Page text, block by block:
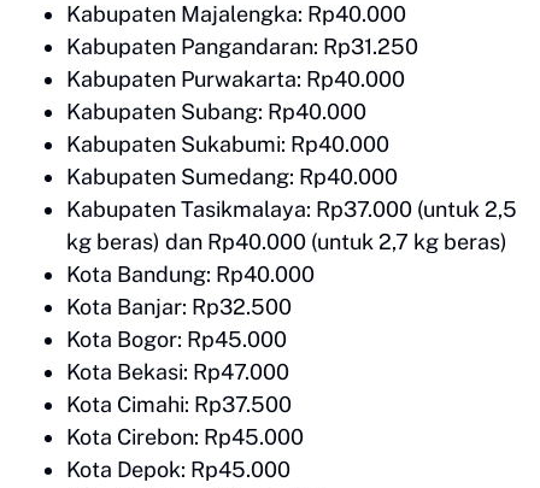
Kabupaten Majalengka: Rp40.000
Kabupaten Pangandaran: Rp31.250
Kabupaten Purwakarta: Rp40.000
Kabupaten Subang: Rp40.000
Kabupaten Sukabumi: Rp40.000
Kabupaten Sumedang: Rp40.000
Kabupaten Tasikmalaya: Rp37.000 (untuk 2,5
kg beras) dan Rp40.000 (untuk 2,7 kg beras)
Kota Bandung: Rp40.000
Kota Banjar: Rp32.500
Kota Bogor: Rp45.000
Kota Bekasi: Rp47.000
Kota Cimahi: Rp37.500
Kota Cirebon: Rp45.000
Kota Depok: Rp45.000